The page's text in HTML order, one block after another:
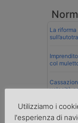
La
col
velocità
La
Utilizziamo i
l'esperienza di